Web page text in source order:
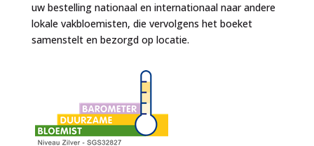
uw bestelling nationaal en internationaal naar andere
lokale vakbloemisten, die vervolgens het boeket
samenstelt en bezorgd op locatie.